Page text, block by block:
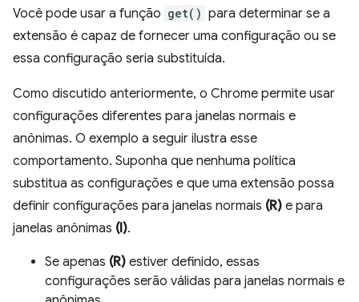
Você pode usar a função get() para determinar se a
extensão é capaz de fornecer uma configuração ou se
essa configuração seria substituída.
Como discutido anteriormente, o Chrome permite usar
configurações diferentes para janelas normais e
anônimas. O exemplo a seguir ilustra esse
comportamento. Suponha que nenhuma política
substitua as configurações e que uma extensão possa
definir configurações para janelas normais (R) e para
janelas anônimas (I).
Se apenas (R) estiver definido, essas
configurações serão válidas para janelas normais e